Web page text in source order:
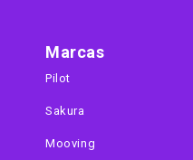
Marcas
Pilot
Sakura
Mooving